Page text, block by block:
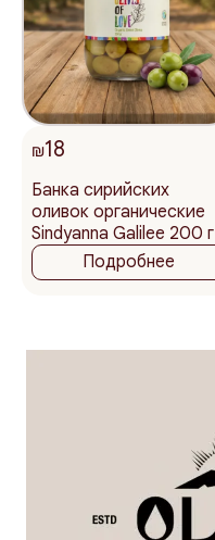
₪18
Банка сирийских
оливок органические
Sindyanna Galilee 200 г
Подробнее